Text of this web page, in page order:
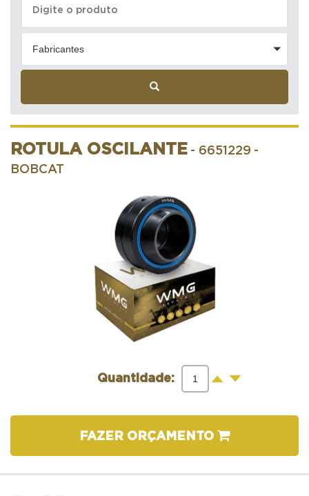
Fabricantes
ROTULA OSCILANTE - 6651229 -
BOBCAT
Quantidade: + -
FAZER ORÇAMENTO